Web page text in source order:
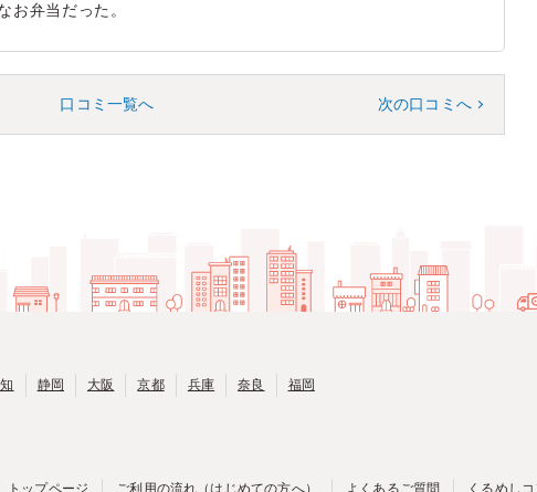
お弁当だった。
口コミ一覧へ 次の口コミへ
静岡 大阪 京都 兵庫 奈良 福岡